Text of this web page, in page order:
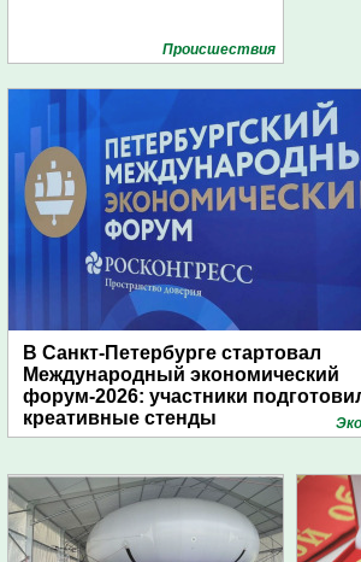
Проиcшествия
В Санкт-Петербурге стартовал
Международный экономический
форум-2026: участники
креативные стенды